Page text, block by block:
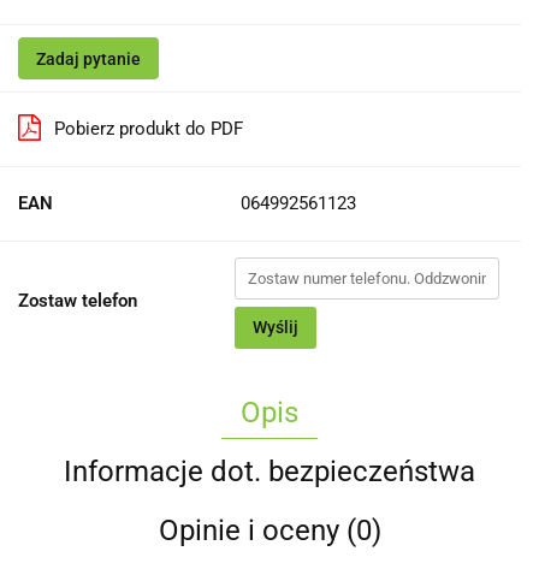
Zadaj pytanie
Pobierz produkt do PDF
EAN 064992561123
Zostaw telefon
Wyślij
Opis
Informacje dot. bezpieczeństwa
Opinie i oceny (0)